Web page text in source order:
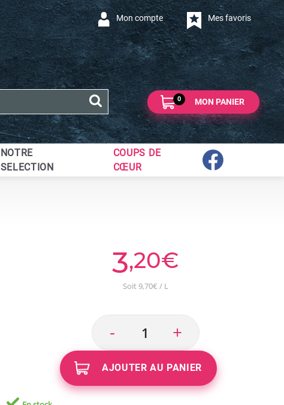
Mes favoris
Mon compte
MON PANIER
0
NOTRE
SELECTION
COUPS DE
CŒUR
3,20€
Soit 9,70€ / L
- +
AJOUTER AU PANIER